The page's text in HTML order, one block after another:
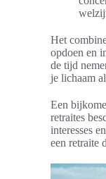
Het
opdoen en
de tijd
je lichaam
Een
retraites
interesses
een retraite